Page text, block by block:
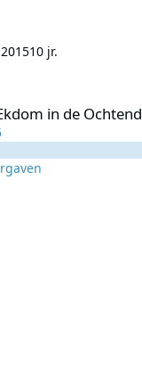
10 jr.
in de Ochtend